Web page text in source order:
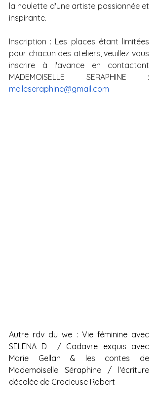
la houlette d'une artiste passionnée et
inspirante.
Inscription : Les places étant limitées
pour chacun des ateliers, veuillez vous
inscrire à l'avance en contactant
melleseraphine@gmail.com
Autre rdv du we : Vie féminine avec
SELENA D  / Cadavre exquis avec
Marie Gellan & les contes de
Mademoiselle Séraphine / l'écriture
décalée de Gracieuse Robert